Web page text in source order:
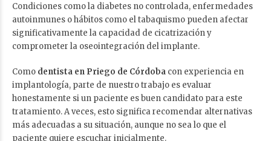
Condiciones como la diabetes no controlada, enfermedades
autoinmunes o hábitos como el tabaquismo pueden afectar
significativamente la capacidad de cicatrización y
comprometer la oseointegración del implante.
Como dentista en Priego de Córdoba con experiencia en
implantología, parte de nuestro trabajo es evaluar
honestamente si un paciente es buen candidato para este
tratamiento. A veces, esto significa recomendar alternativas
más adecuadas a su situación, aunque no sea lo que el
paciente quiere escuchar inicialmente.